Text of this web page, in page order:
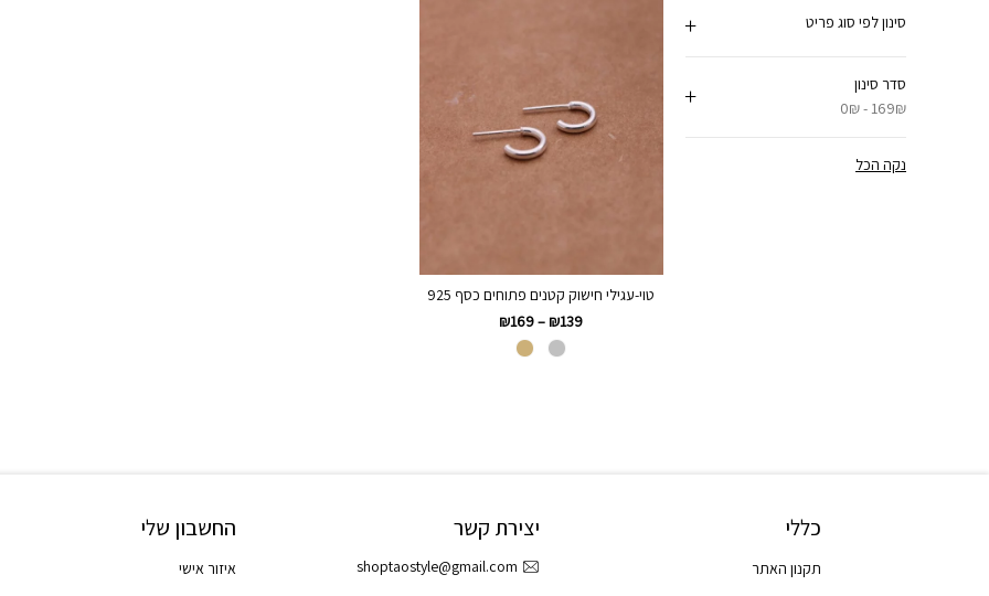
סינון לפי סוג פריט
סדר סינון
0₪ - 169₪
נקה הכל
טוי-עגילי חישוק קטנים פתוחים כסף 925
₪139
–
₪169
כללי
תקנון האתר
החשבון שלי
איזור אישי
יצירת קשר
shoptaostyle@gmail.com